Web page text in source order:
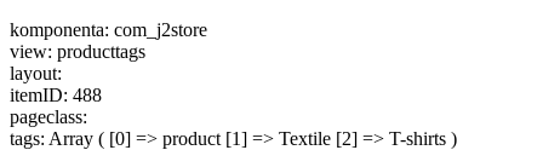
komponenta: com_j2store
view: producttags
layout:
itemID: 488
pageclass:
tags: Array ( [0] => product [1] => Textile [2] => T-shirts )